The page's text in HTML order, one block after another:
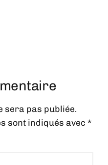
sera pas publiée.
sont indiqués avec*